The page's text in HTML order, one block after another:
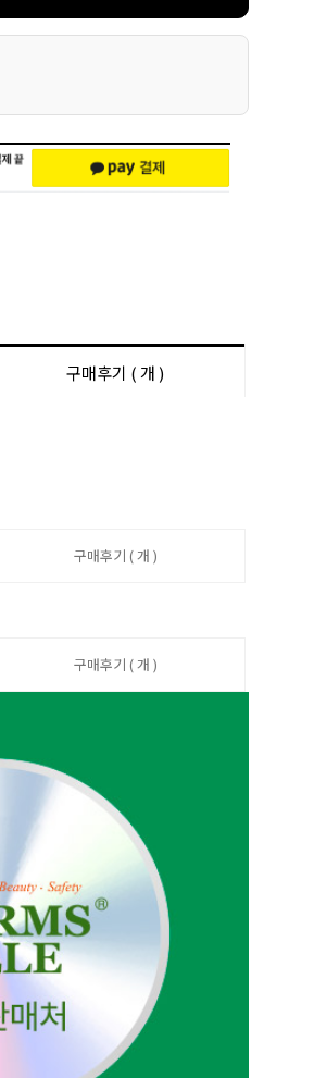
구매후기 ( 개 )
구매후기 ( 개 )
구매후기 ( 개 )